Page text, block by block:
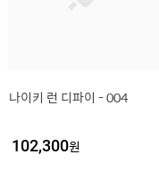
나이키 런 디파이 - 004
102,300원